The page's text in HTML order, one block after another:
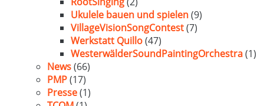
Ukulele bauen und spielen(9)
VillageVisionSongContest(7)
Werkstatt Quillo(47)
WesterwälderSoundPaintingOrchestra(1)
News(66)
PMP(17)
Presse(1)